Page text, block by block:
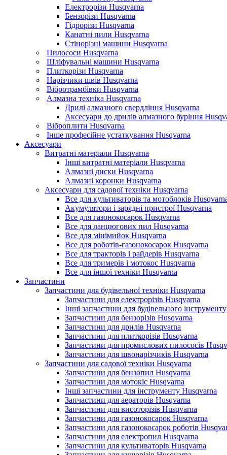
Електрорізи Husqvarna
Бензорізи Husqvarna
Гідрорізи Husqvarna
Канатні пили Husqvarna
Стінорізні машини Husqvarna
Пилососи Husqvarna
Шліфувальні машини Husqvarna
Плиткорізи Husqvarna
Нарізчики швів Husqvarna
Вібротрамбівки Husqvarna
Алмазна техніка Husqvarna
Дрилі алмазного свердління Husqvarna
Аксесуари до дрилів алмазного буріння
Віброплити Husqvarna
Інше професійне устаткування Husqvarna
Аксесуари
Витратні матеріали Husqvarna
Інші витратні матеріали Husqvarna
Алмазні диски Husqvarna
Алмазні коронки Husqvarna
Аксесуари для садової техніки Husqvarna
Все для культиваторів та мотоблоків
Акумулятори і зарядні пристрої Husqvarna
Все для газонокосарок Husqvarna
Все для ланцюгових пил Husqvarna
Все для мінімийок Husqvarna
Все для роботів-газонокосарок Husqvarna
Все для тракторів і райдерів Husqvarna
Все для тримерів і мотокос Husqvarna
Все для іншої техніки Husqvarna
Запчастини
Запчастини для будівельної техніки Husqvarna
Запчастини для електрорізів Husqvarna
Інші запчастини для будівельного
Запчастини для бензорізів Husqvarna
Запчастини для дрилів Husqvarna
Запчастини для плиткорізів Husqvarna
Запчастини для промислових пилососів
Запчастини для швонарізчиків Husqvarna
Запчастини для садової техніки Husqvarna
Запчастини для бензопил Husqvarna
Запчастини для мотокіс Husqvarna
Інші запчастини для інструменту Husqvarna
Запчастини для аераторів Husqvarna
Запчастини для висоторізів Husqvarna
Запчастини для газонокосарок Husqvarna
Запчастини для газонокосарок роботів
Запчастини для електропил Husqvarna
Запчастини для культиваторів Husqvarna